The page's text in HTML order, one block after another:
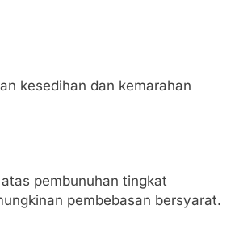
kesedihan dan kemarahan
pembunuhan tingkat
pembebasan bersyarat.